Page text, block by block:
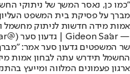
"כמו כן, נאסר המשך של ניתוקי
מברך על פסיקת בית המשפט
אמות מידה חדשות לניתוק מחשמל
— Gideon Sa'ar | גדעון סער (@gidonsaar)
שר המשפטים גדעון סער אמר:
החשמל תידרש עתה לבחון אמות
ארגון פעמונים המלווה ומייעץ